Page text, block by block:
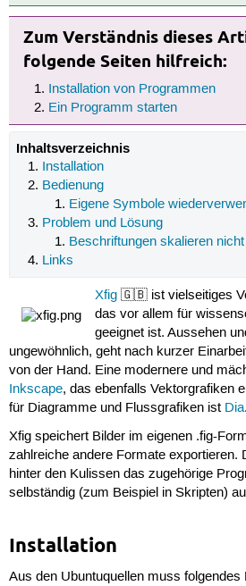
Zum Verständnis dieses
folgende Seiten hilfreich:
Installation von Programmen
Ein Programm starten
Inhaltsverzeichnis
Installation
Bedienung
Eigene Symbole
Problem und Lösung
Beschriftungen skalieren nicht
Links
Xfig 🇬🇧 ist vielseitiges
das vor allem für
geeignet ist. Aussehen
ungewöhnlich, geht nach kurzer
von der Hand. Eine modernere und
Inkscape, das ebenfalls Vektorgrafiken
für Diagramme und Flussgrafiken ist Dia.
Xfig speichert Bilder im eigenen .fig-
zahlreiche andere Formate exportieren.
hinter den Kulissen das zugehörige
selbständig (zum Beispiel in Skripten)
Installation
Aus den Ubuntuquellen muss folgendes